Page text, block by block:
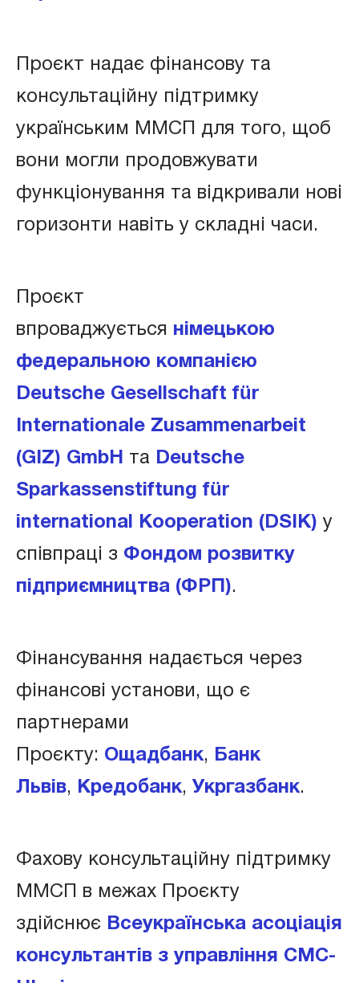
Проєкт надає фінансову та
консультаційну підтримку
українським ММСП для того, щоб
вони могли продовжувати
функціонування та відкривали нові
горизонти навіть у складні часи.
Проєкт
впроваджується німецькою
федеральною компанією
Deutsche Gesellschaft für
Internationale Zusammenarbeit
(GIZ) GmbH та Deutsche
Sparkassenstiftung für
international Kooperation (DSIK) у
співпраці з Фондом розвитку
підприємництва (ФРП).
Фінансування надається через
фінансові установи, що є
партнерами
Проєкту: Ощадбанк,
Банк
Львів, Кредобанк, Укргазбанк.
Фахову консультаційну підтримку
ММСП в межах Проєкту
здійснює Всеукраїнська асоціація
консультантів з управління CMC-